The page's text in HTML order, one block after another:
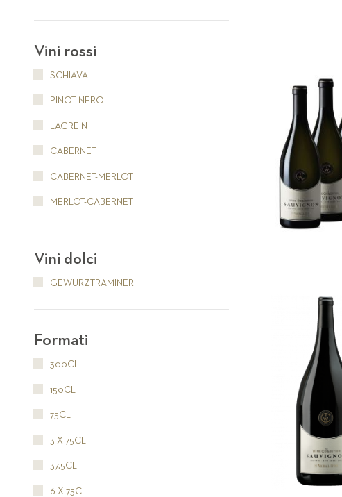
Vini rossi
SCHIAVA
PINOT NERO
LAGREIN
CABERNET
CABERNET-MERLOT
MERLOT-CABERNET
Vini dolci
GEWÜRZTRAMINER
Formati
300CL
150CL
75CL
3 X 75CL
37.5CL
6 X 75CL